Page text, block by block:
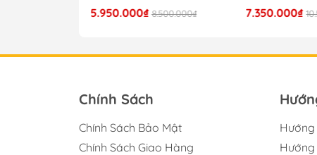
5.950.000₫ 8.500.000₫
7.350.000₫
Chính Sách
Chính Sách Bảo Mật
Chính Sách Giao Hàng